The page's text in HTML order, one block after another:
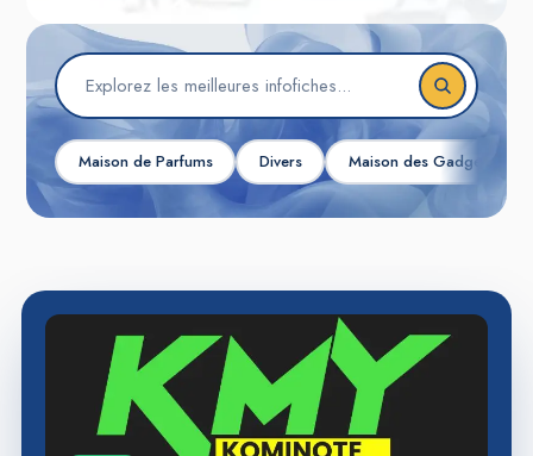
Maison de Parfums Divers Maison des Gadgets